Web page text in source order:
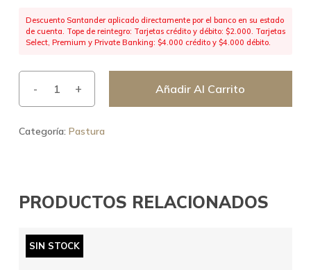
Descuento Santander aplicado directamente por el banco en su estado
de cuenta. Tope de reintegro: Tarjetas crédito y débito: $2.000. Tarjetas
Select, Premium y Private Banking: $4.000 crédito y $4.000 débito.
Añadir Al Carrito
Categoría: Pastura
PRODUCTOS RELACIONADOS
SIN STOCK